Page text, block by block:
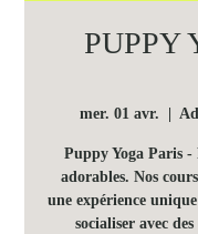
PUPPY
mer. 01 avr.
Puppy Yoga Paris
adorables. Nos
une expérience
socialiser avec